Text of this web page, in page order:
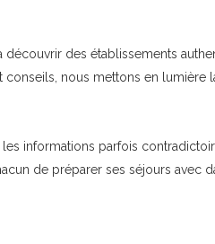
découvrir des établissements
conseils, nous mettons en
les informations parfois
de préparer ses séjours avec